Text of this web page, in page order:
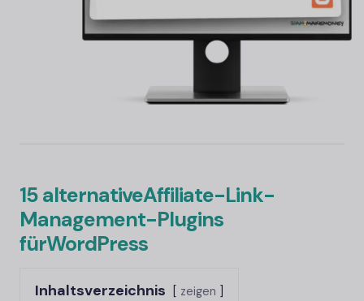
15 alternativeAffiliate-Link-
Management-Plugins
fürWordPress
Inhaltsverzeichnis zeigen